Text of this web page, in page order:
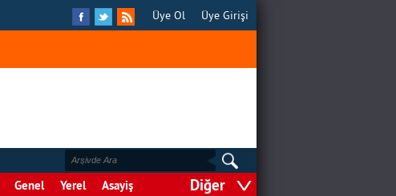
Üye Ol Üye Girişi
Genel Yerel Asayiş Diğer